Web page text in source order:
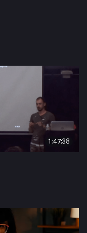
1:47:38